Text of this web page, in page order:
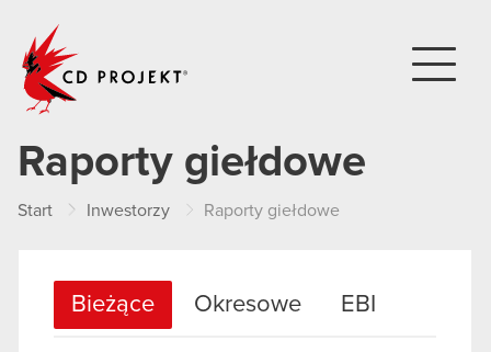
Raporty giełdowe
Start Inwestorzy Raporty giełdowe
Bieżące Okresowe EBI